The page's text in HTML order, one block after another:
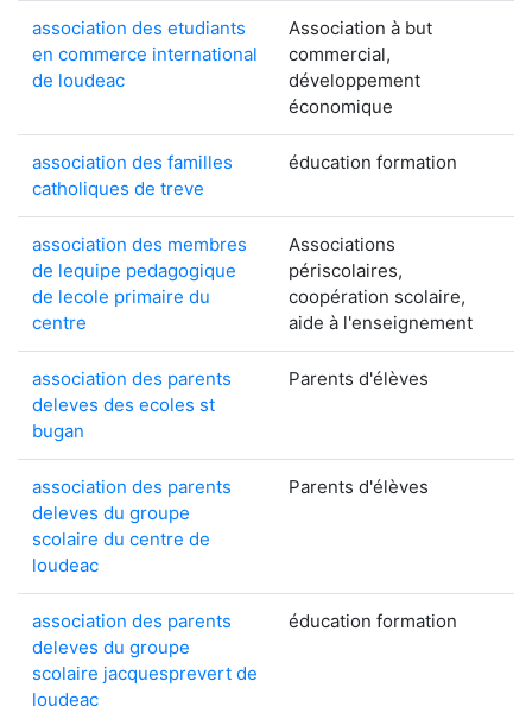
association des etudiants
en commerce international
de loudeac
Association à but
commercial,
développement
économique
association des familles
catholiques de treve
éducation formation
association des membres
de lequipe pedagogique
de lecole primaire du
centre
Associations
périscolaires,
coopération scolaire,
aide à l'enseignement
association des parents
deleves des ecoles st
bugan
Parents d'élèves
association des parents
deleves du groupe
scolaire du centre de
loudeac
Parents d'élèves
association des parents
deleves du groupe
scolaire jacquesprevert de
loudeac
éducation formation